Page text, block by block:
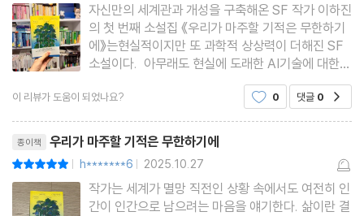
자신만의 세계관과 개성을 구축해온 SF 작가 이하진
의 첫 번째 소설집 《우리가 마주할 기적은 무한하기
에》는현실적이지만 또 과학적 상상력이 더해진 SF
소설이다. 아무래도 현실에 도래한 AI기술에 대한
이야기를 담았기에,비현실적이면서도 너무 현실감
있는 다가오는 요소들은 소름끼치고도 긴장되기도
작한다. 나는 언젠가 우리가
이 리뷰가 도움이 되었나요? 0 댓글 0
종이책 우리가 마주할 기적은 무한하기에
| h*******6 | 2025.10.27
작가는 세계가 멸망 직전인 상황 속에서도 여전히 인
간이 인간으로 남으려는 마음을 얘기한다. 삶이란 결